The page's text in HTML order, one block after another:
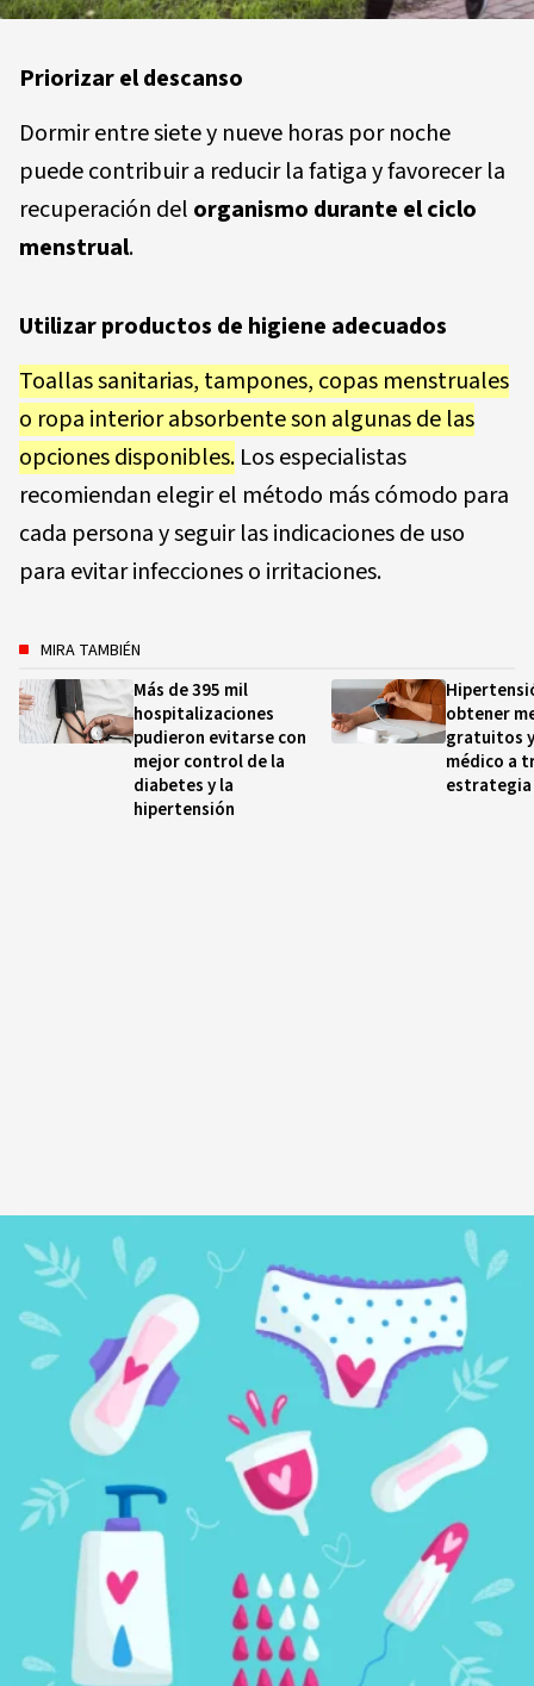
Priorizar el descanso
Dormir entre siete y nueve horas por noche
puede contribuir a reducir la fatiga y favorecer la
recuperación del organismo durante el ciclo
menstrual.
Utilizar productos de higiene adecuados
Toallas sanitarias, tampones, copas menstruales
o ropa interior absorbente son algunas de las
opciones disponibles. Los especialistas
recomiendan elegir el método más cómodo para
cada persona y seguir las indicaciones de uso
para evitar infecciones o irritaciones.
MIRA TAMBIÉN
Más de 395 mil
hospitalizaciones
pudieron evitarse con
mejor control de la
diabetes y la
hipertensión
obtener
gratuitos
médico a
estrategia